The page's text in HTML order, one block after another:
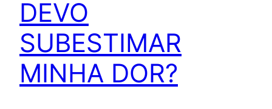
DEVO
SUBESTIMAR
MINHA DOR?